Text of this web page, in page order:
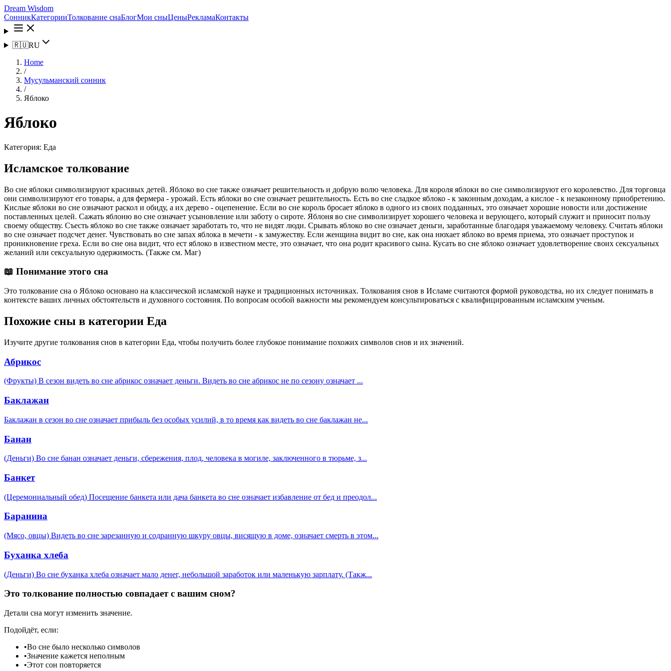
Dream Wisdom
СонникКатегорииТолкование снаБлогМои сныЦеныРекламаКонтакты
🇷🇺RU
Home
/
Мусульманский сонник
/
Яблоко
Яблоко
Категория: Еда
Исламское толкование
Во сне яблоки символизируют красивых детей. Яблоко во сне также означает решительность и добрую волю человека. Для короля яблоки во сне символизируют его королевство. Для торговца
они символизируют его товары, а для фермера - урожай. Есть яблоки во сне означает решительность. Есть во сне сладкое яблоко - к законным доходам, а кислое - к незаконному приобретению.
Кислые яблоки во сне означают раскол и обиду, а их дерево - оцепенение. Если во сне король бросает яблоко в одного из своих подданных, это означает хорошие новости или достижение
поставленных целей. Сажать яблоню во сне означает усыновление или заботу о сироте. Яблоня во сне символизирует хорошего человека и верующего, который служит и приносит пользу
своему обществу. Съесть яблоко во сне также означает заработать то, что не видят люди. Срывать яблоко во сне означает деньги, заработанные благодаря уважаемому человеку. Считать яблоки
во сне означает подсчет денег. Чувствовать во сне запах яблока в мечети - к замужеству. Если женщина видит во сне, как она нюхает яблоко во время приема, это означает проступок и
проникновение греха. Если во сне она видит, что ест яблоко в известном месте, это означает, что она родит красивого сына. Кусать во сне яблоко означает удовлетворение своих сексуальных
желаний или сексуальную одержимость. (Также см. Маг)
📖 Понимание этого сна
Это толкование сна о Яблоко основано на классической исламской науке и традиционных источниках. Толкования снов в Исламе считаются формой руководства, но их следует понимать в
контексте ваших личных обстоятельств и духовного состояния. По вопросам особой важности мы рекомендуем консультироваться с квалифицированным исламским ученым.
Похожие сны в категории Еда
Изучите другие толкования снов в категории Еда, чтобы получить более глубокое понимание похожих символов снов и их значений.
Абрикос
(Фрукты) В сезон видеть во сне абрикос означает деньги. Видеть во сне абрикос не по сезону означает ...
Баклажан
Баклажан в сезон во сне означает прибыль без особых усилий, в то время как видеть во сне баклажан не...
Банан
(Деньги) Во сне банан означает деньги, сбережения, плод, человека в могиле, заключенного в тюрьме, з...
Банкет
(Церемониальный обед) Посещение банкета или дача банкета во сне означает избавление от бед и преодол...
Баранина
(Мясо, овцы) Видеть во сне зарезанную и содранную шкуру овцы, висящую в доме, означает смерть в этом...
Буханка хлеба
(Деньги) Во сне буханка хлеба означает мало денег, небольшой заработок или маленькую зарплату. (Такж...
Это толкование полностью совпадает с вашим сном?
Детали сна могут изменить значение.
Подойдёт, если:
•Во сне было несколько символов
•Значение кажется неполным
•Этот сон повторяется